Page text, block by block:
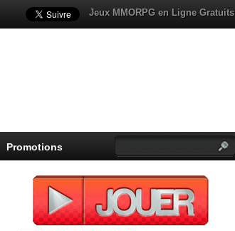
Jeux MMORPG en Ligne Gratuits
Promotions